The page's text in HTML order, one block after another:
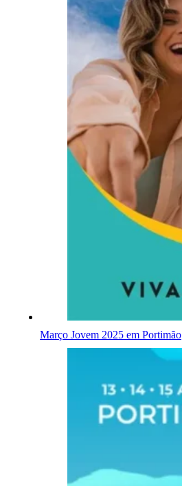
Março Jovem 2025 em Portimão